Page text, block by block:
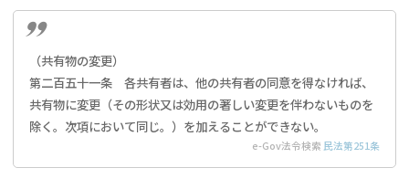
（共有物の変更）
第二百五十一条 各共有者は、他の共有者の同意を得なければ、
共有物に変更（その形状又は効用の著しい変更を伴わないものを
除く。次項において同じ。）を加えることができない。
e-Gov法令検索 民法第251条